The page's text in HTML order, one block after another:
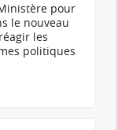
pour
le nouveau
les
politiques